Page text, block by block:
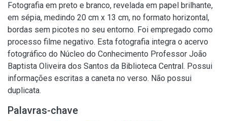
Fotografia em preto e branco, revelada em papel brilhante,
em sépia, medindo 20 cm x 13 cm, no formato horizontal,
bordas sem picotes no seu entorno. Foi empregado como
processo filme negativo. Esta fotografia integra o acervo
fotográfico do Núcleo do Conhecimento Professor João
Baptista Oliveira dos Santos da Biblioteca Central. Possui
informações escritas a caneta no verso. Não possui
duplicata.
Palavras-chave